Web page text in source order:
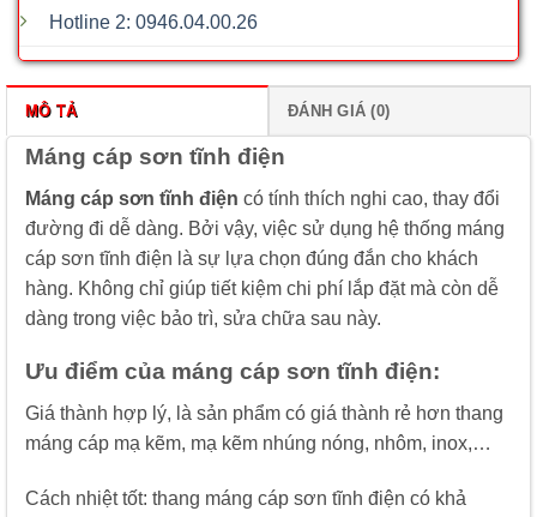
Hotline 2: 0946.04.00.26
MÔ TẢ ĐÁNH GIÁ (0)
Máng cáp sơn tĩnh điện
Máng cáp sơn tĩnh điện có tính thích nghi cao, thay đổi
đường đi dễ dàng. Bởi vậy, việc sử dụng hệ thống máng
cáp sơn tĩnh điện là sự lựa chọn đúng đắn cho khách
hàng. Không chỉ giúp tiết kiệm chi phí lắp đặt mà còn dễ
dàng trong việc bảo trì, sửa chữa sau này.
Ưu điểm của máng cáp sơn tĩnh điện:
Giá thành hợp lý, là sản phẩm có giá thành rẻ hơn thang
máng cáp mạ kẽm, mạ kẽm nhúng nóng, nhôm, inox,…
Cách nhiệt tốt: thang máng cáp sơn tĩnh điện có khả